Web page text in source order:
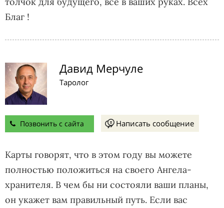
Благ !
Давид Мерчуле
Таролог
Позвонить с сайта Написать сообщение
Карты говорят, что в этом году вы можете
полностью положиться на своего Ангела-
хранителя. В чем бы ни состояли ваши планы,
он укажет вам правильный путь. Если вас